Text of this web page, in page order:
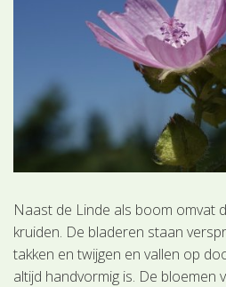
Naast de Linde als boom omvat
kruiden. De bladeren staan
takken en twijgen en vallen op
altijd handvormig is. De